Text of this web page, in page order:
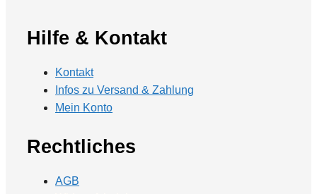
Hilfe & Kontakt
Kontakt
Infos zu Versand & Zahlung
Mein Konto
Rechtliches
AGB